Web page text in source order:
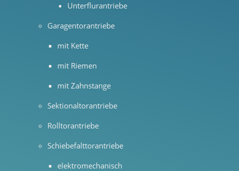
Unterflurantriebe
Garagentorantriebe
mit Kette
mit Riemen
mit Zahnstange
Sektionaltorantriebe
Rolltorantriebe
Schiebefalttorantriebe
elektromechanisch